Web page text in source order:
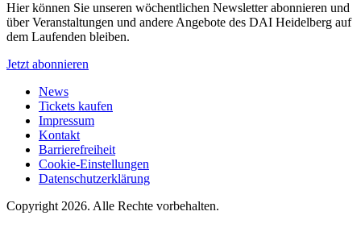
Hier können Sie unseren wöchentlichen Newsletter abonnieren und
über Veranstaltungen und andere Angebote des DAI Heidelberg auf
dem Laufenden bleiben.
Jetzt abonnieren
News
Tickets kaufen
Impressum
Kontakt
Barrierefreiheit
Cookie-Einstellungen
Datenschutzerklärung
Copyright 2026. Alle Rechte vorbehalten.